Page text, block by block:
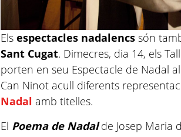
Els espectacles nadalencs són
Sant Cugat. Dimecres, dia 14, els
porten enseu Espectacle de Nadal
Can Ninot acull diferents
Nadal amb titelles.
El Poema de Nadalde Josep Maria